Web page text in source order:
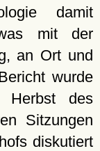
damit
mit der
an Ort und
wurde
Herbst des
Sitzungen
diskutiert